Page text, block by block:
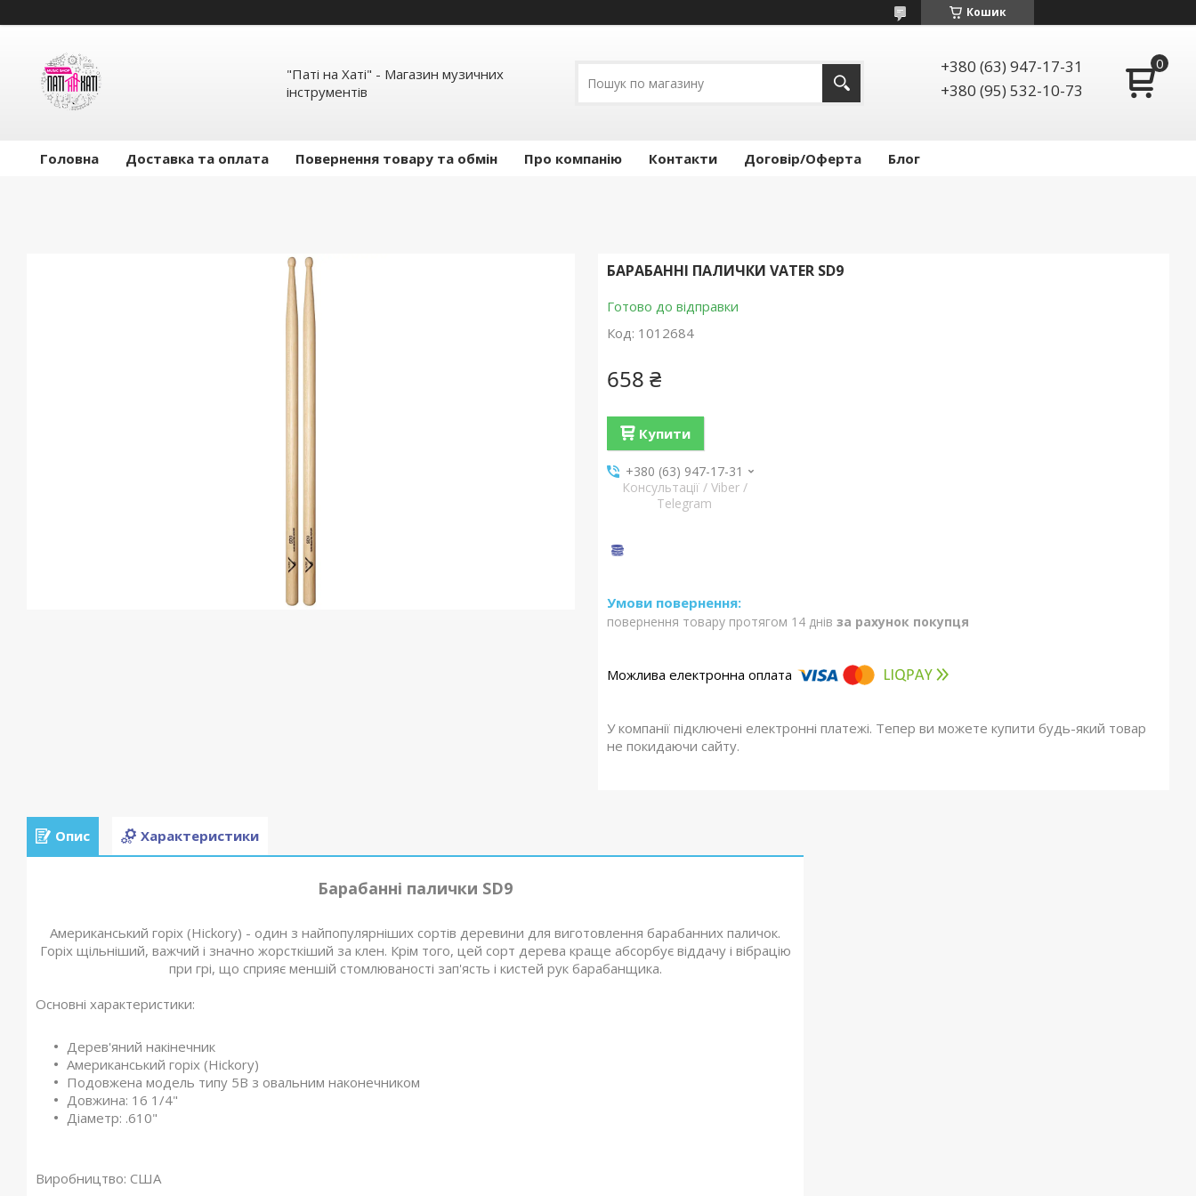
Кошик
"Паті на Хаті" - Магазин музичних
інструментів
+380 (63) 947-17-31
+380 (95) 532-10-73
Головна Доставка та оплата Повернення товару та обмін Про компанію Контакти Договір/Оферта Блог
БАРАБАННІ ПАЛИЧКИ VATER SD9
Готово до відправки
Код: 1012684
658 ₴
Купити
+380 (63) 947-17-31
Консультації / Viber /
Telegram
повернення товару протягом 14 днів за рахунок покупця
У компанії підключені електронні платежі. Тепер ви можете купити будь-який товар
не покидаючи сайту.
Опис Характеристики
Барабанні палички SD9
Американський горіх (Hickory) - один з найпопулярніших сортів деревини для виготовлення барабанних паличок.
Горіх щільніший, важчий і значно жорсткіший за клен. Крім того, цей сорт дерева краще абсорбує віддачу і вібрацію
при грі, що сприяє меншій стомлюваності зап'ясть і кистей рук барабанщика.
Основні характеристики:
Дерев'яний накінечник
Американський горіх (Hickory)
Подовжена модель типу 5В з овальним наконечником
Довжина: 16 1/4"
Діаметр: .610"
Виробництво: США